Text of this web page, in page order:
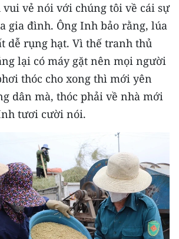
vui vẻ nói với chúng tôi về cái sự
gia đình. Ông Inh bảo rằng, lúa
dễ rụng hạt. Vì thế tranh thủ
lại có máy gặt nên mọi người
thóc cho xong thì mới yên
dân mà, thóc phải về nhà mới
tươi cười nói.